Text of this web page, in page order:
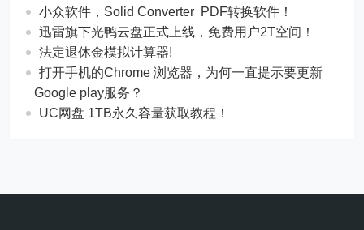
​​小众软件，Solid Converter PDF转换软件！
迅雷旗下光鸭云盘正式上线，免费用户2T空间！
法定退休金模拟计算器!
打开手机的Chrome 浏览器，为何一直提示要更新
Google play服务？
UC网盘 1TB永久容量获取教程！